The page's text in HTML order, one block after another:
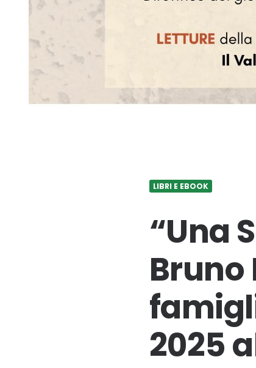
LIBRI E EBOOK
“Una
Bruno
2025